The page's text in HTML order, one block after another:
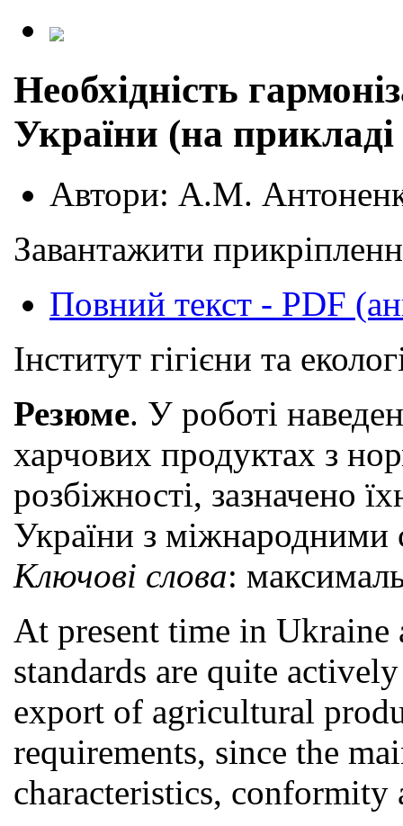
Необхідність
України (на
Автори: А.М.
Завантажити
Повний текст - PDF
Інститут гігієни та
Резюме. У роботі
харчових продуктах з
розбіжності, зазначено
України з міжнародними
Ключові слова:
At present time in
standards are quite
export of agricultural
requirements, since the
characteristics, conformity